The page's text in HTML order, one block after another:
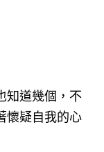
知道幾個，不
懷疑自我的心